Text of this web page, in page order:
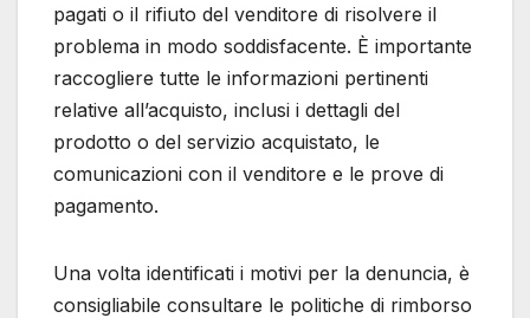
pagati o il rifiuto del venditore di risolvere il
problema in modo soddisfacente. È importante
raccogliere tutte le informazioni pertinenti
relative all’acquisto, inclusi i dettagli del
prodotto o del servizio acquistato, le
comunicazioni con il venditore e le prove di
pagamento.
Una volta identificati i motivi per la denuncia, è
consigliabile consultare le politiche di rimborso